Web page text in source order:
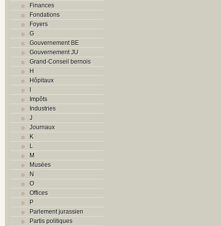
Finances
Fondations
Foyers
G
Gouvernement BE
Gouvernement JU
Grand-Conseil bernois
H
Hôpitaux
I
Impôts
Industries
J
Journaux
K
L
M
Musées
N
O
Offices
P
Parlement jurassien
Partis politiques